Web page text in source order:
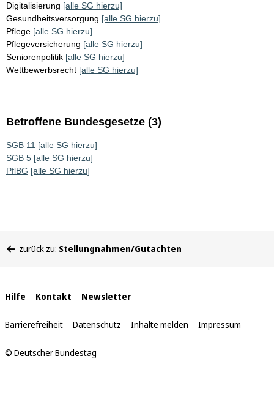
Digitalisierung [alle SG hierzu]
Gesundheitsversorgung [alle SG hierzu]
Pflege [alle SG hierzu]
Pflegeversicherung [alle SG hierzu]
Seniorenpolitik [alle SG hierzu]
Wettbewerbsrecht [alle SG hierzu]
Betroffene Bundesgesetze (3)
SGB 11 [alle SG hierzu]
SGB 5 [alle SG hierzu]
PflBG [alle SG hierzu]
befinden
zurück zu: Stellungnahmen/Gutachten
Interne
Links
Hilfe Kontakt Newsletter
Barrierefreiheit Datenschutz Inhalte melden Impressum
© Deutscher Bundestag